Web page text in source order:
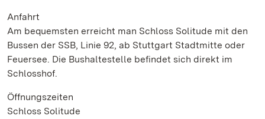
Anfahrt
Am bequemsten erreicht man Schloss Solitude mit den
Bussen der SSB, Linie 92, ab Stuttgart Stadtmitte oder
Feuersee. Die Bushaltestelle befindet sich direkt im
Schlosshof.
Öffnungszeiten
Schloss Solitude